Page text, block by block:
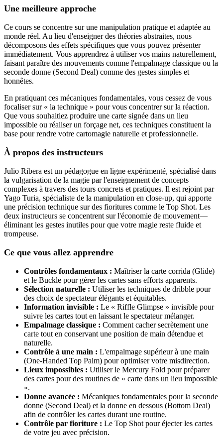
Une meilleure approche
Ce cours se concentre sur une manipulation pratique et adaptée au
monde réel. Au lieu d'enseigner des théories abstraites, nous
décomposons des effets spécifiques que vous pouvez présenter
immédiatement. Vous apprendrez à utiliser vos mains naturellement,
faisant paraître des mouvements comme l'empalmage classique ou la
seconde donne (Second Deal) comme des gestes simples et
honnêtes.
En pratiquant ces mécaniques fondamentales, vous cessez de vous
focaliser sur « la technique » pour vous concentrer sur la réaction.
Que vous souhaitiez produire une carte signée dans un lieu
impossible ou réaliser un forçage net, ces techniques constituent la
base pour rendre votre cartomagie naturelle et professionnelle.
À propos des instructeurs
Julio Ribera est un pédagogue en ligne expérimenté, spécialisé dans
la vulgarisation de la magie par l'enseignement de concepts
complexes à travers des tours concrets et pratiques. Il est rejoint par
Yago Turia, spécialiste de la manipulation en close-up, qui apporte
une précision technique sur des fioritures comme le Top Shot. Les
deux instructeurs se concentrent sur l'économie de mouvement—
éliminant les gestes inutiles pour que votre magie reste fluide et
trompeuse.
Ce que vous allez apprendre
Contrôles fondamentaux : Maîtriser la carte corrida (Glide)
et le Buckle pour gérer les cartes sans efforts apparents.
Sélection naturelle : Utiliser les techniques de dribble pour
des choix de spectateur élégants et équitables.
Information invisible : Le « Riffle Glimpse » invisible pour
suivre les cartes tout en laissant le spectateur mélanger.
Empalmage classique : Comment cacher secrètement une
carte tout en conservant une position de main détendue et
naturelle.
Contrôle à une main : L'empalmage supérieur à une main
(One-Handed Top Palm) pour optimiser votre misdirection.
Lieux impossibles : Utiliser le Mercury Fold pour préparer
des cartes pour des routines de « carte dans un lieu impossible
».
Donne avancée : Mécaniques fondamentales pour la seconde
donne (Second Deal) et la donne en dessous (Bottom Deal)
afin de contrôler les cartes durant une routine.
Contrôle par fioriture : Le Top Shot pour éjecter les cartes
de votre jeu avec précision.